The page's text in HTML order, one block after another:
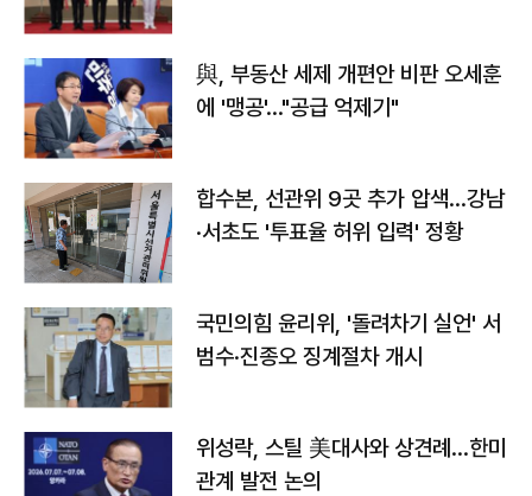
與, 부동산 세제 개편안 비판 오세훈
에 '맹공'…"공급 억제기"
합수본, 선관위 9곳 추가 압색…강남
·서초도 '투표율 허위 입력' 정황
국민의힘 윤리위, '돌려차기 실언' 서
범수·진종오 징계절차 개시
위성락, 스틸 美대사와 상견례…한미
관계 발전 논의